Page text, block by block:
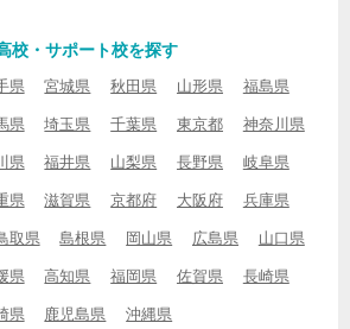
校・サポート校を探す
県 宮城県 秋田県 山形県 福島県
県 埼玉県 千葉県 東京都 神奈川県
県 福井県 山梨県 長野県 岐阜県
県 滋賀県 京都府 大阪府 兵庫県
取県 島根県 岡山県 広島県 山口県
県 高知県 福岡県 佐賀県 長崎県
県 鹿児島県 沖縄県